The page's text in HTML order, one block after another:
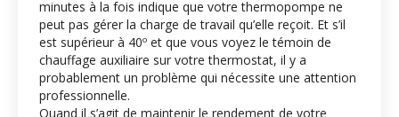
minutes à la fois indique que votre thermopompe ne
peut pas gérer la charge de travail qu’elle reçoit. Et s’il
est supérieur à 40º et que vous voyez le témoin de
chauffage auxiliaire sur votre thermostat, il y a
probablement un problème qui nécessite une attention
professionnelle.
Quand il s’agit de maintenir le rendement de votre